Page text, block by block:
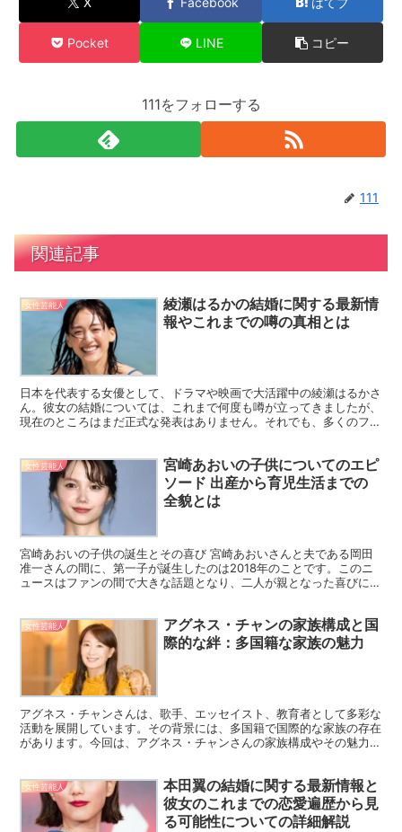
Pocket LINE コピー
111をフォローする
111
関連記事
女性芸能人
綾瀬はるかの結婚に関する最新情
報やこれまでの噂の真相とは
日本を代表する女優として、ドラマや映画で大活躍中の綾瀬はるかさ
ん。彼女の結婚については、これまで何度も噂が立ってきましたが、
現在のところはまだ正式な発表はありません。それでも、多くのファ
女性芸能人
宮崎あおいの子供についてのエピ
ソード 出産から育児生活までの
全貌とは
宮崎あおいの子供の誕生とその喜び 宮崎あおいさんと夫である岡田
准一さんの間に、第一子が誕生したのは2018年のことです。このニ
ュースはファンの間で大きな話題となり、二人が親となった喜びに多
女性芸能人
アグネス・チャンの家族構成と国
際的な絆：多国籍な家族の魅力
アグネス・チャンさんは、歌手、エッセイスト、教育者として多彩な
活動を展開しています。その背景には、多国籍で国際的な家族の存在
があります。今回は、アグネス・チャンさんの家族構成やその魅力に
女性芸能人
本田翼の結婚に関する最新情報と
彼女のこれまでの恋愛遍歴から見
る可能性についての詳細解説